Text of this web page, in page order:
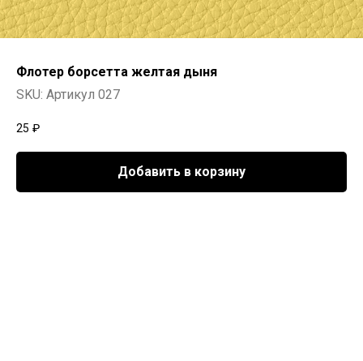
Флотер борсетта желтая дыня
SKU: Артикул 027
25 ₽
Добавить в корзину